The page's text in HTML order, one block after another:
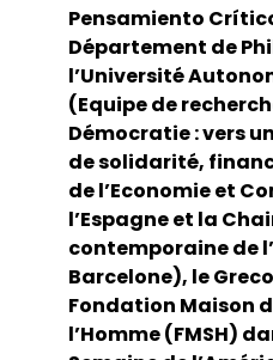
Pensamiento
Département de
l’Université
(Equipe de
Démocratie : vers
de solidarité,
de l’Economie et
l’Espagne et la
contemporaine de
Barcelone), le
Fondation Maison
l’Homme (FMSH)